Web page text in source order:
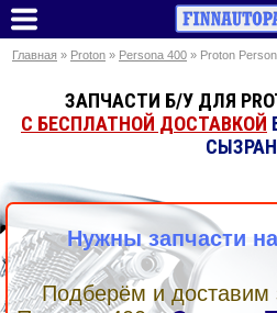
Главная » Proton » Persona 400 » Proton
ЗАПЧАСТИ Б/У ДЛЯ
С БЕСПЛАТНОЙ ДОСТАВКОЙ
Нужны запчасти
Подберём и доставим